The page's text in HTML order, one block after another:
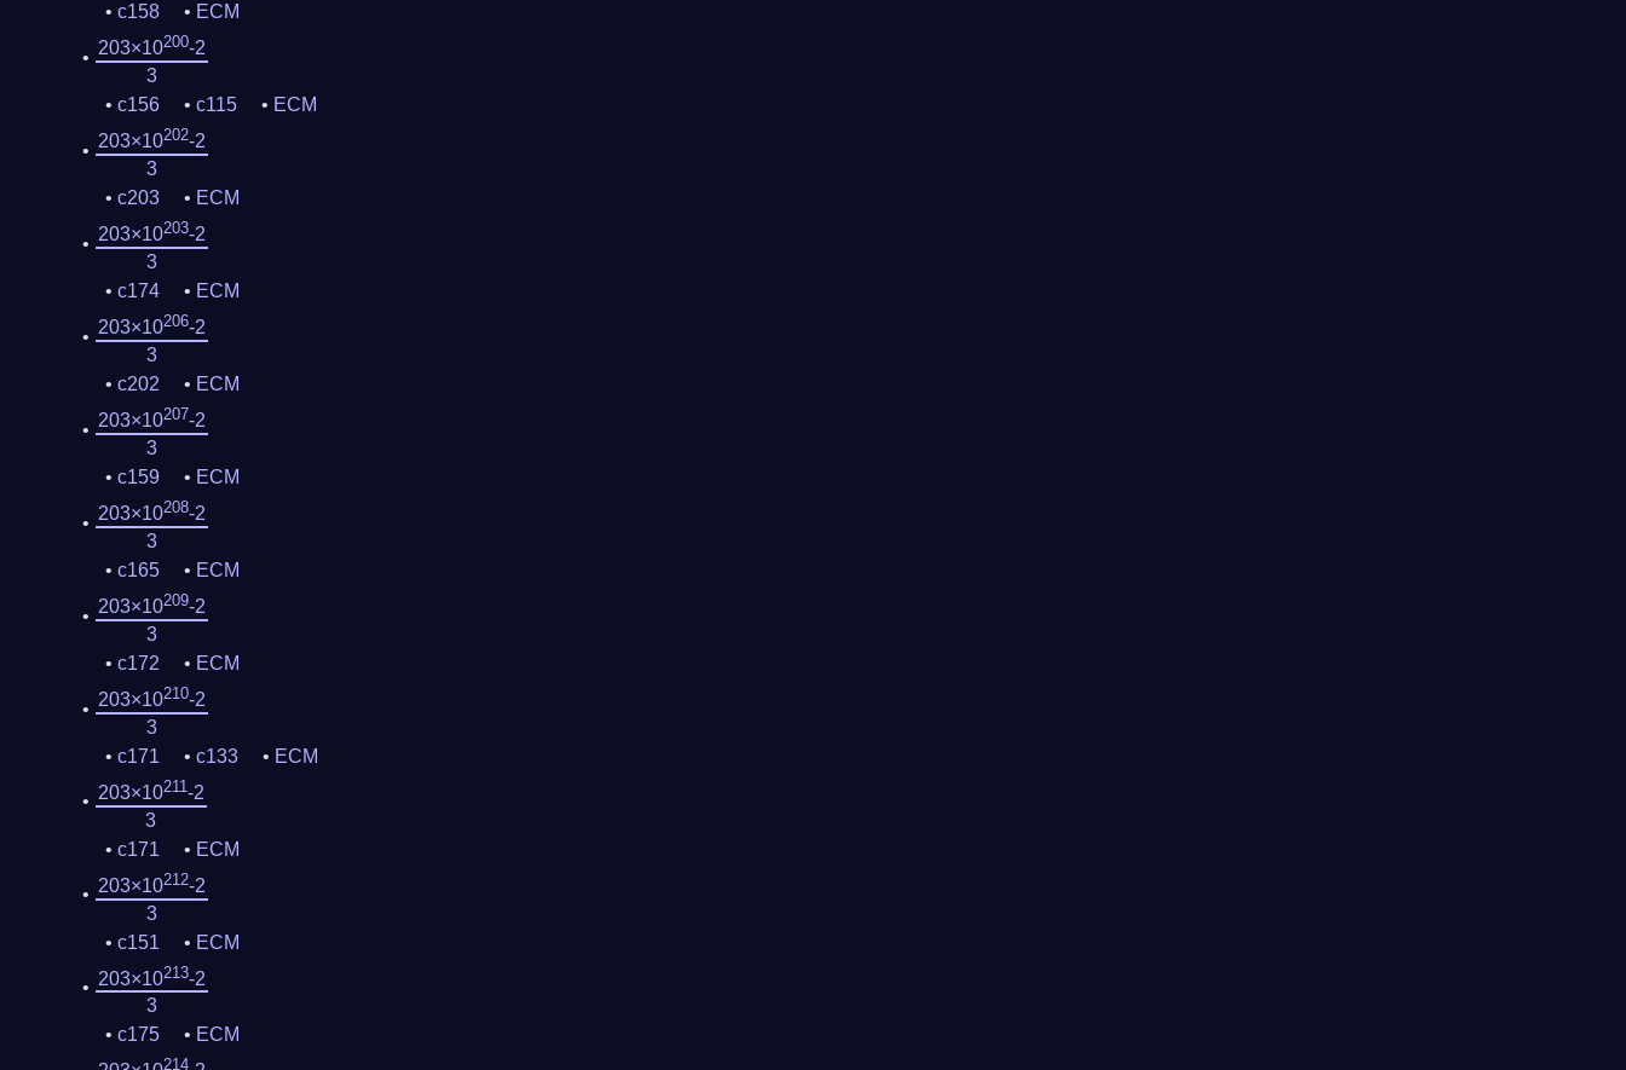
c158
ECM
203×10200-2
3
c156
c115
ECM
203×10202-2
3
c203
ECM
203×10203-2
3
c174
ECM
203×10206-2
3
c202
ECM
203×10207-2
3
c159
ECM
203×10208-2
3
c165
ECM
203×10209-2
3
c172
ECM
203×10210-2
3
c171
c133
ECM
203×10211-2
3
c171
ECM
203×10212-2
3
c151
ECM
203×10213-2
3
c175
ECM
214